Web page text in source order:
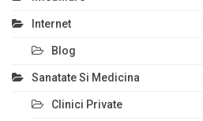
Internet
Blog
Sanatate Si Medicina
Clinici Private